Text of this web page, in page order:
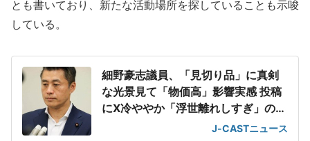
とも書いており、新たな活動場所を探していることも示唆
している。
細野豪志議員、「見切り品」に真剣
な光景見て「物価高」影響実感 投稿
にX冷ややか「浮世離れしすぎ」の声
J-CASTニュース